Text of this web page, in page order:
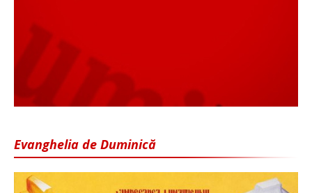
Evanghelia de Duminică